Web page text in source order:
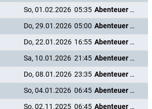
So, 01.02.2026 05:35
Abenteuer Karibik
Do, 29.01.2026 05:00
Abenteuer Karibik
Do, 22.01.2026 16:55
Abenteuer Karibik
Sa, 10.01.2026 21:45
Abenteuer Karibik
Do, 08.01.2026 23:35
Abenteuer Karibik
So, 04.01.2026 06:45
Abenteuer Karibik
So, 02.11.2025 06:45
Abenteuer Karibik